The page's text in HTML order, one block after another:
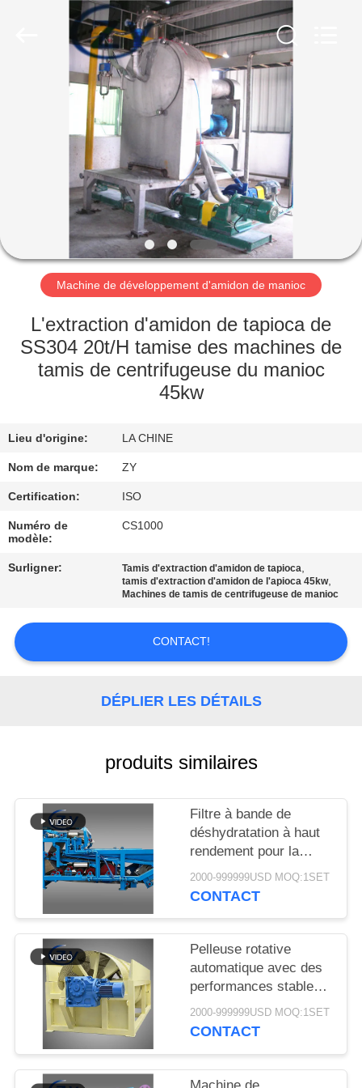
MAISON
PRODUITS
SUJET
DES
USA
VISITE
D'USINE
QUALITÉ
CONTACTEZ-
NOUS
NOUVELLES
DEMANDEZ
UNE
PRIVACY
POLICY
Machine de développement d'amidon de manioc
L'extraction d'amidon de tapioca de
SS304 20t/H tamise des machines de
tamis de centrifugeuse du manioc
45kw
Lieu d'origine: LA CHINE
Nom de marque: ZY
Certification: ISO
Numéro de
modèle:
CS1000
Surligner: Tamis d'extraction d'amidon de tapioca,
tamis d'extraction d'amidon de l'apioca 45kw,
Machines de tamis de centrifugeuse de manioc
CONTACT!
DÉPLIER LES DÉTAILS
produits similaires
Filtre à bande de
déshydratation à haut
rendement pour la
déshydratation stable
des boues dans les
l'amidon de manioc
2000-999999USD MOQ:1SET
CONTACT
Pelleuse rotative
automatique avec des
performances stables
pour la production
d'amidon de manioc et
2000-999999USD MOQ:1SET
CONTACT
Machine de